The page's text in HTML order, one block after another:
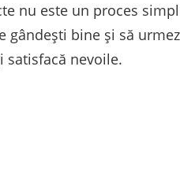
nu este un proces
gândești bine și să
satisfacă nevoile.